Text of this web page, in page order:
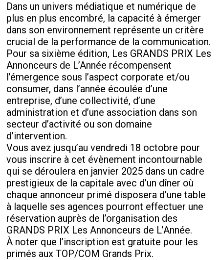
Dans un univers médiatique et numérique de
plus en plus encombré, la capacité à émerger
dans son environnement représente un critère
crucial de la performance de la communication.
Pour sa sixième édition, Les GRANDS PRIX Les
Annonceurs de L’Année récompensent
l’émergence sous l’aspect corporate et/ou
consumer, dans l’année écoulée d’une
entreprise, d’une collectivité, d’une
administration et d’une association dans son
secteur d’activité ou son domaine
d’intervention.
Vous avez jusqu’au vendredi 18 octobre pour
vous inscrire à cet évènement incontournable
qui se déroulera en janvier 2025 dans un cadre
prestigieux de la capitale avec d’un dîner où
chaque annonceur primé disposera d’une table
à laquelle ses agences pourront effectuer une
réservation auprès de l’organisation des
GRANDS PRIX Les Annonceurs de L’Année.
À noter que l’inscription est gratuite pour les
primés aux TOP/COM Grands Prix.